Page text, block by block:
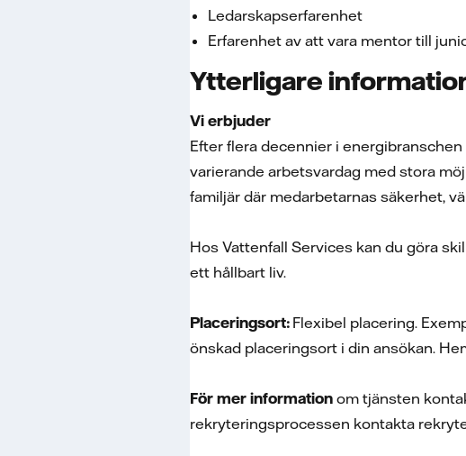
Ledarskapserfarenhet
Erfarenhet av att vara mentor till
Ytterligare
Vi erbjuder
Efter flera decennier i
varierande arbetsvardag med stora
familjär där medarbetarnas säkerhet,
Hos Vattenfall Services kan du göra
ett hållbart liv.
Placeringsort: Flexibel placering.
önskad placeringsort i din ansökan.
För mer informationom tjänsten
rekryteringsprocessen kontakta